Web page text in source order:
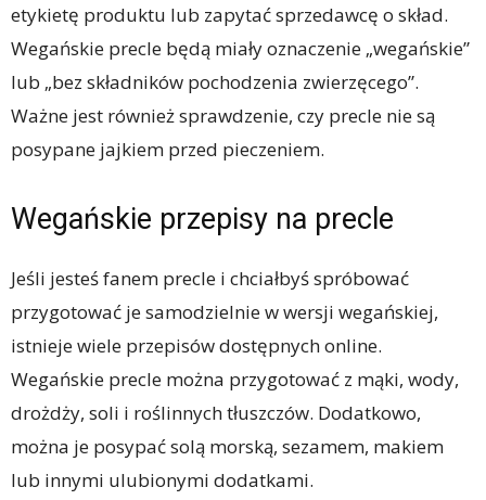
etykietę produktu lub zapytać sprzedawcę o skład.
Wegańskie precle będą miały oznaczenie „wegańskie”
lub „bez składników pochodzenia zwierzęcego”.
Ważne jest również sprawdzenie, czy precle nie są
posypane jajkiem przed pieczeniem.
Wegańskie przepisy na precle
Jeśli jesteś fanem precle i chciałbyś spróbować
przygotować je samodzielnie w wersji wegańskiej,
istnieje wiele przepisów dostępnych online.
Wegańskie precle można przygotować z mąki, wody,
drożdży, soli i roślinnych tłuszczów. Dodatkowo,
można je posypać solą morską, sezamem, makiem
lub innymi ulubionymi dodatkami.